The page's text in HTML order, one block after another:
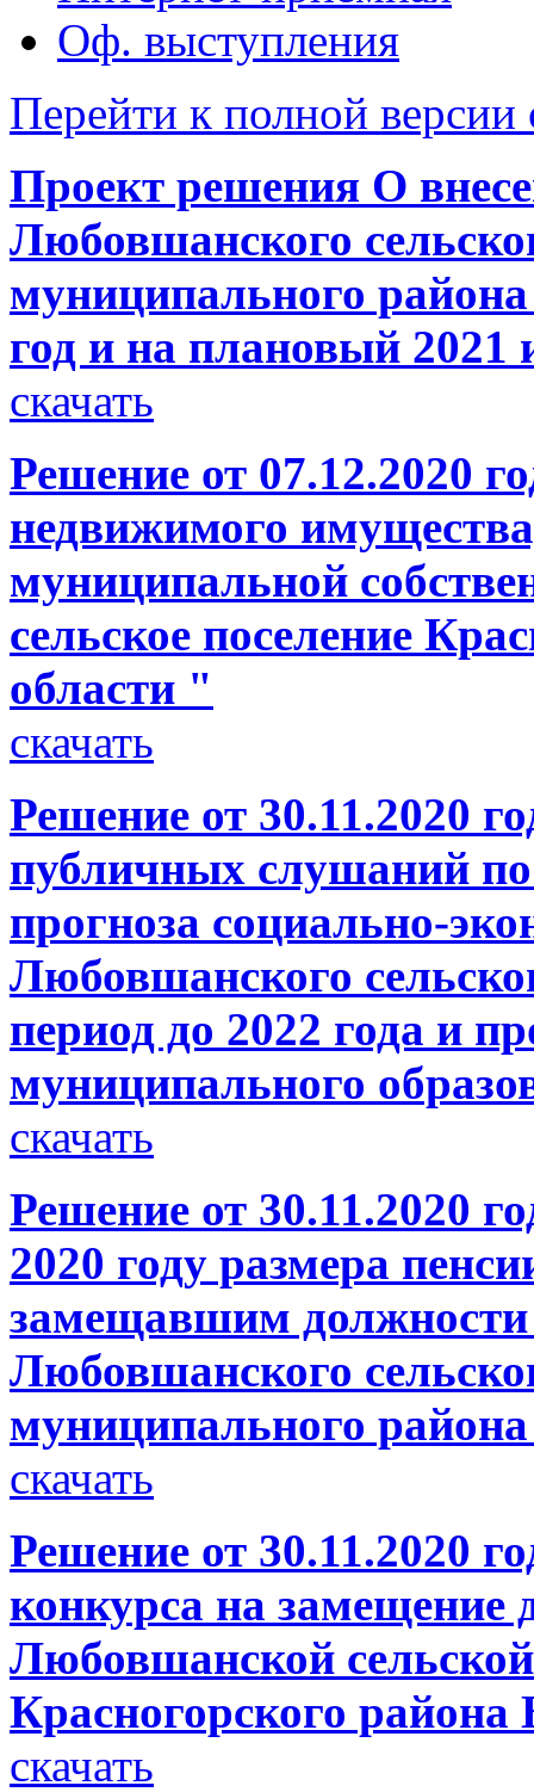
Оф. выступления
Перейти к полной версии
Проект решения О
Любовшанского
муниципального
год и на плановый 2021
скачать
Решение от 07.12.2020
недвижимого
муниципальной
сельское поселение
области "
скачать
Решение от 30.11.2020
публичных слушаний
прогноза социально-
Любовшанского
период до 2022 года и
муниципального
скачать
Решение от 30.11.2020
2020 году размера
замещавшим
Любовшанского
муниципального
скачать
Решение от 30.11.2020
конкурса на замещение
Любовшанской
Красногорского
скачать